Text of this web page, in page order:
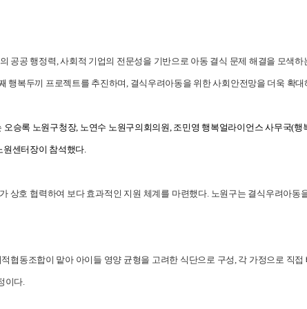
공공 행정력, 사회적 기업의 전문성을 기반으로 아동 결식 문제 해결을 모색
행복두끼 프로젝트를 추진하며, 결식우려아동을 위한 사회안전망을 더욱 확대
승록 노원구청장, 노연수 노원구의회의원, 조민영 행복얼라이언스 사무국(
센터장이 참석했다.
상호 협력하여 보다 효과적인 지원 체계를 마련했다. 노원구는 결식우려아동
협동조합이 맡아 아이들 영양 균형을 고려한 식단으로 구성, 각 가정으로 직접
이다.